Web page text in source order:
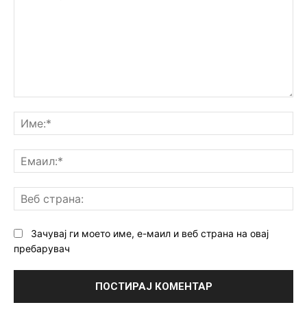
Зачувај ги моето име, е-маил и веб страна на овај
пребарувач